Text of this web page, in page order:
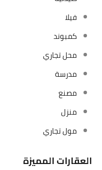
فيلا
كمبوند
محل تجاري
مدرسة
مصنع
منزل
مول تجاري
العقارات المميزة